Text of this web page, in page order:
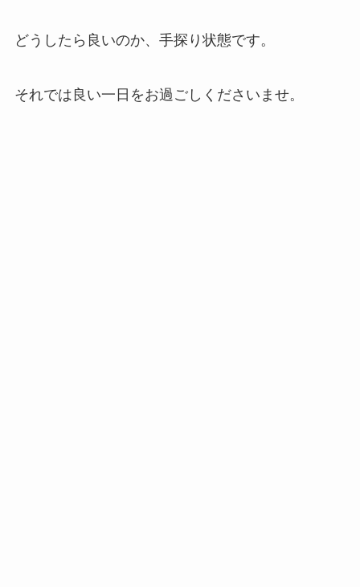
どうしたら良いのか、手探り状態です。
それでは良い一日をお過ごしくださいませ。